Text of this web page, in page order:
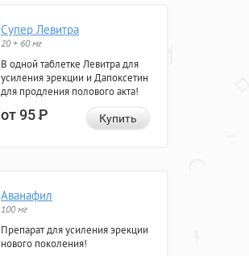
Супер Левитра
20 + 60 мг
В одной таблетке Левитра для
усиления эрекции и Дапоксетин
для продления полового акта!
от 95Р Купить
Аванафил
100 мг
Препарат для усиления эрекции
нового поколения!